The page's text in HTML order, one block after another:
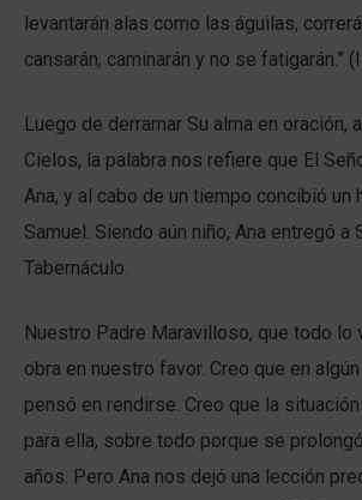
levantarán alas como las águilas,
cansarán, caminarán y no se fatigarán.”
Luego de derramar Su alma en oración,
Cielos, la palabra nos refiere que El
Ana, y al cabo de un tiempo concibió un
Samuel. Siendo aún niño, Ana entregó a
Tabernáculo.
Nuestro Padre Maravilloso, que todo lo
obra en nuestro favor. Creo que en
pensó en rendirse. Creo que la
para ella, sobre todo porque se
años. Pero Ana nos dejó una lección